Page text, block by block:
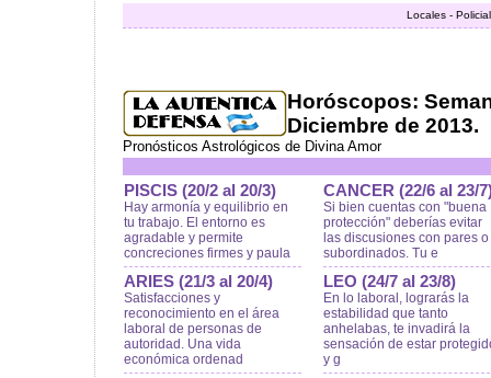
Locales -
Horóscopos:
Diciembre de 2013.
Pronósticos Astrológicos de Divina Amor
PISCIS (20/2 al 20/3)
Hay armonía y equilibrio en
tu trabajo. El entorno es
agradable y permite
concreciones firmes y paula
ARIES (21/3 al 20/4)
Satisfacciones y
reconocimiento en el área
laboral de personas de
autoridad. Una vida
económica ordenad
CANCER (22/6 al 23/
Si bien cuentas con "buena
protección" deberías evitar
las discusiones con pares o
subordinados. Tu e
LEO (24/7 al 23/8)
En lo laboral, lograrás la
estabilidad que tanto
anhelabas, te invadirá la
sensación de estar
y g